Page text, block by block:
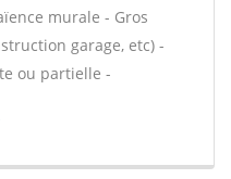
murale - Gros
garage, etc) -
ou partielle -